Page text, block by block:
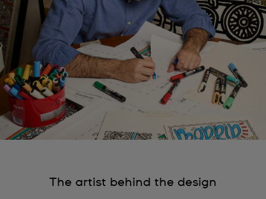
The artist behind the design